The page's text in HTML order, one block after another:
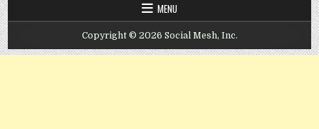
MENU
Copyright © 2026 Social Mesh, Inc.